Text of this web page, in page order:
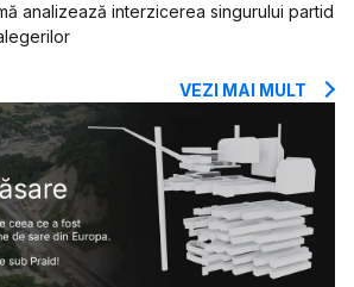
analizează interzicerea singurului partid
VEZI MAI MULT